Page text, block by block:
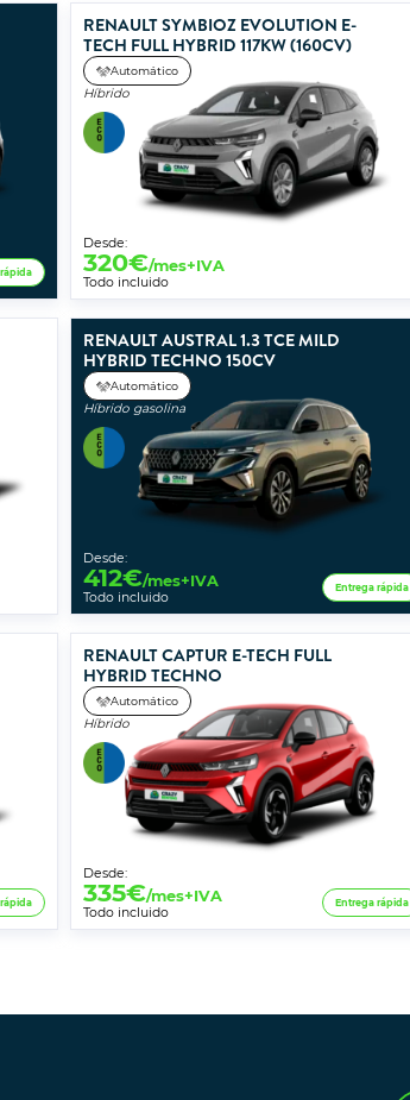
RENAULT SYMBIOZ EVOLUTION E-
TECH FULL HYBRID 117KW (160CV)
Automático
Híbrido
Desde:
320€/mes+IVA
Todo incluido
RENAULT AUSTRAL 1.3 TCE MILD
HYBRID TECHNO 150CV
Automático
Híbrido gasolina
Desde:
412€/mes+IVA
Todo incluido
Entrega rápida
RENAULT CAPTUR E-TECH FULL
HYBRID TECHNO
Automático
Híbrido
Desde:
335€/mes+IVA
Todo incluido
Entrega rápida